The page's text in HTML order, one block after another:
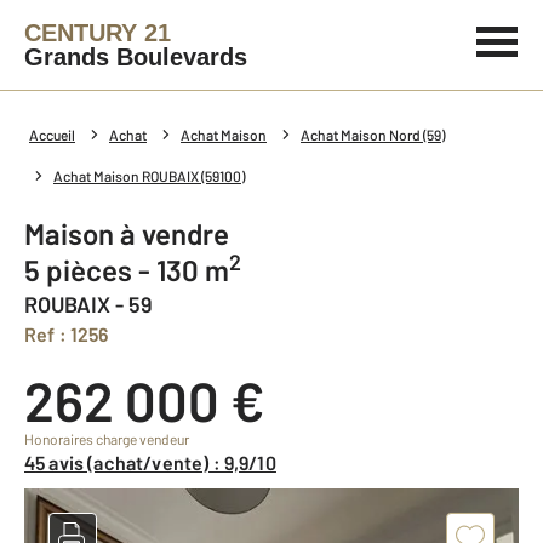
CENTURY 21
Grands Boulevards
Accueil Achat Achat Maison Achat Maison Nord (59)
Achat Maison ROUBAIX (59100)
Maison à vendre
5 pièces - 130 m2
ROUBAIX - 59
Ref : 1256
262 000 €
Honoraires charge vendeur
45 avis (achat/vente) : 9,9/10